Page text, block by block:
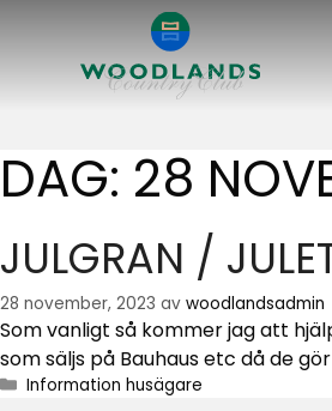
DAG: 28
JULGRAN /
28 november, 2023 av woodlandsadmin
Som vanligt så kommer jag att
som säljs på Bauhaus etc då de
Information husägare